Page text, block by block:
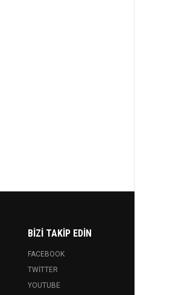
BIZI TAKIP EDIN
FACEBOOK
TWITTER
YOUTUBE